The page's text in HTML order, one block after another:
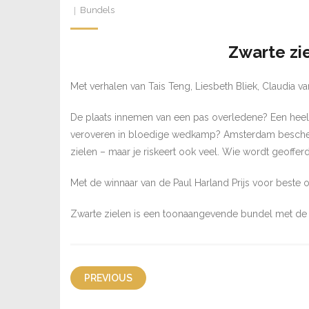
Bundels
Zwarte
Met verhalen van Tais Teng, Liesbeth Bliek, Claudia
De plaats innemen van een pas overledene? Een
veroveren in bloedige wedkamp? Amsterdam
zielen – maar je riskeert ook veel. Wie wordt
Met de winnaar van de Paul Harland Prijs voor
Zwarte zielen is een toonaangevende bundel met
PREVIOUS